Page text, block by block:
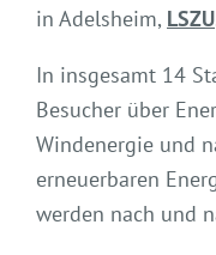
in Adelsheim, LSZU
In insgesamt 14
Besucher über
Windenergie und
erneuerbaren
werden nach und